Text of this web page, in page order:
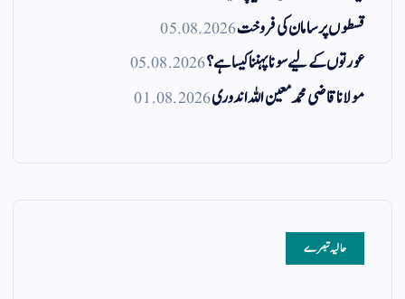
قسطوں پر سامان کی فروخت05.08.2026
عورتوں کے لیے سونا پہننا کیسا ہے؟05.08.2026
مولانا قاضی محمد معین اللہ اندوری01.08.2026
حالیہ تبصرے